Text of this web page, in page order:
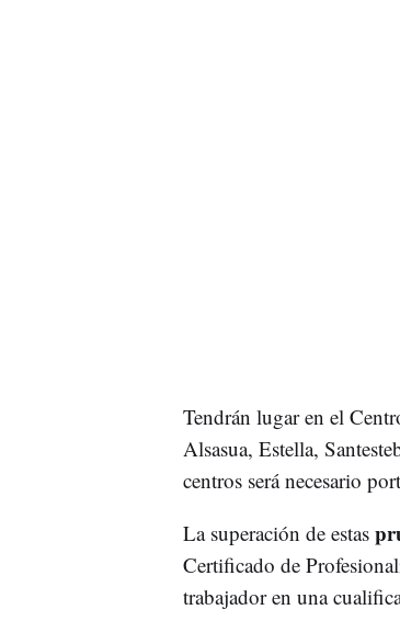
Tendrán lugar en el
Alsasua, Estella,
centros será necesario
La superación de estas
Certificado de
trabajador en una